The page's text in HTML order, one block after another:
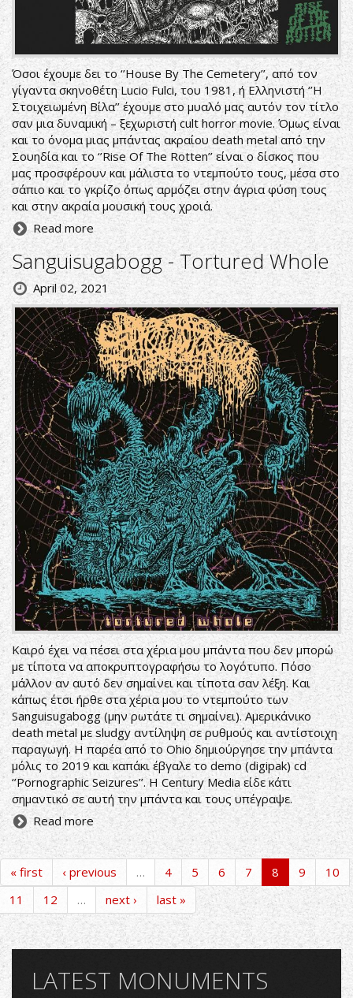
Όσοι έχουμε δει το ‘’House By The Cemetery’’, από τον
γίγαντα σκηνοθέτη Lucio Fulci, του 1981, ή Ελληνιστή ‘’Η
Στοιχειωμένη Βίλα’’ έχουμε στο μυαλό μας αυτόν τον τίτλο
σαν μια δυναμική – ξεχωριστή cult horror movie. Όμως είναι
και το όνομα μιας μπάντας ακραίου death metal από την
Σουηδία και το ‘’Rise Of The Rotten’’ είναι ο δίσκος που
μας προσφέρουν και μάλιστα το ντεμπούτο τους, μέσα στο
σάπιο και το γκρίζο όπως αρμόζει στην άγρια φύση τους
και στην ακραία μουσική τους χροιά.
Read more
Sanguisugabogg - Tortured Whole
April 02, 2021
Καιρό έχει να πέσει στα χέρια μου μπάντα που δεν μπορώ
με τίποτα να αποκρυπτογραφήσω το λογότυπο. Πόσο
μάλλον αν αυτό δεν σημαίνει και τίποτα σαν λέξη. Και
κάπως έτσι ήρθε στα χέρια μου το ντεμπούτο των
Sanguisugabogg (μην ρωτάτε τι σημαίνει). Αμερικάνικο
death metal με sludgy αντίληψη σε ρυθμούς και αντίστοιχη
παραγωγή. Η παρέα από το Ohio δημιούργησε την μπάντα
μόλις το 2019 και καπάκι έβγαλε το demo (digipak) cd
‘’Pornographic Seizures’’. H Century Media είδε κάτι
σημαντικό σε αυτή την μπάντα και τους υπέγραψε.
Read more
« first ‹ previous … 4 5 6 7 8 9
10
11
12 … next › last »
LATEST MONUMENTS